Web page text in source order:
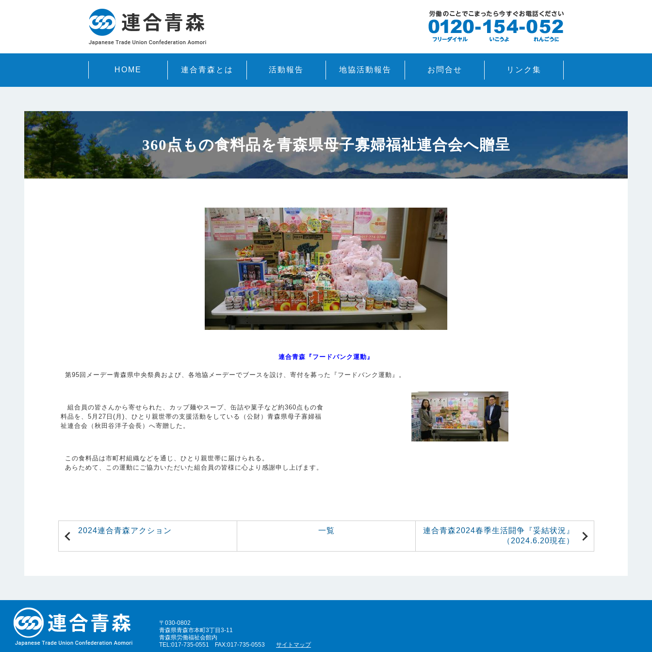
HOME 連合青森とは 活動報告 地協活動報告 お問合せ リンク集
360点もの食料品を青森県母子寡婦福祉連合会へ贈呈
連合青森『フードバンク運動』
第95回メーデー青森県中央祭典および、各地協メーデーでブースを設け、寄付を募った『フードバンク運動』。
組合員の皆さんから寄せられた、カップ麺やスープ、缶詰や菓子など約360点もの食
料品を、5月27日(月)、ひとり親世帯の支援活動をしている（公財）青森県母子寡婦福
祉連合会（秋田谷洋子会長）へ寄贈した。
この食料品は市町村組織などを通じ、ひとり親世帯に届けられる。
あらためて、この運動にご協力いただいた組合員の皆様に心より感謝申し上げます。
2024連合青森アクション 一覧
連合青森2024春季生活闘争『妥結状況』
（2024.6.20現在）
〒030-0802
青森県青森市本町3丁目3-11
青森県労働福祉会館内
TEL:017-735-0551 FAX:017-735-0553
サイトマップ